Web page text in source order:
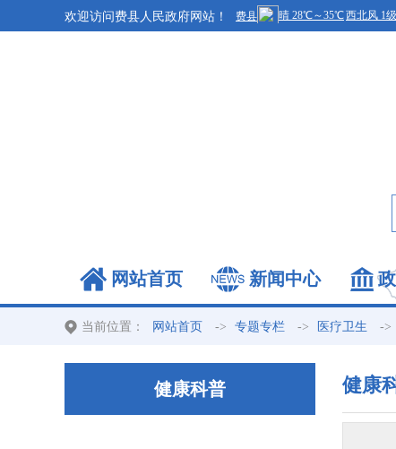
欢迎访问费县人民政府网站！
网站首页 新闻中心
当前位置： 网站首页 -> 专题专栏 -> 医疗卫生 ->
健康科普 健康